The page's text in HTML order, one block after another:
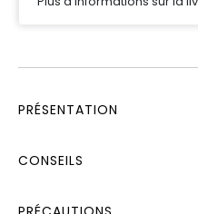
PRÉSENTATION
CONSEILS